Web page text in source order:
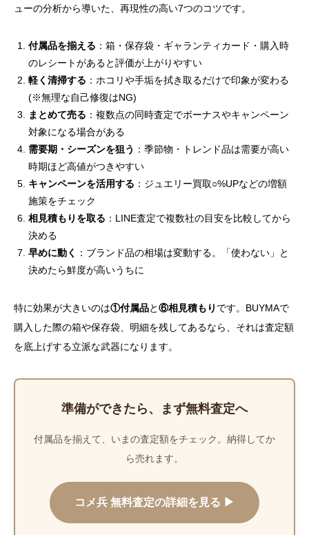
ューの分析から導いた、再現性の高い7つのコツです。
付属品を揃える ：箱・保存袋・ギャランティカード・購入時
のレシートがあると評価が上がりやすい
軽く清掃する ：ホコリや手垢を拭き取るだけで印象が変わる
(※無理な自己修復はNG)
まとめて売る ：複数点の同時査定でボーナスやキャンペーン
対象になる場合がある
需要期・シーズンを狙う ：季節物・トレンド品は需要が高い
時期ほど高値がつきやすい
キャンペーンを活用する ：ジュエリー買取○%UPなどの増額
施策をチェック
相見積もりを取る ：LINE査定で複数社の目安を比較してから
決める
早めに動く
：ブランド品の相場は変動する。「使わない」と
決めたら鮮度が高いうちに
特に効果が大きいのは①付属品と⑥相見積もり です。BUYMAで
購入した際の箱や保存袋、明細を残してあるなら、それは査定額
を底上げする立派な武器になります。
準備ができたら、まず無料査定へ
付属品を揃えて、いまの査定額をチェック。納得してか
ら売れます。
コメ兵 無料査定の詳細を見る ▶